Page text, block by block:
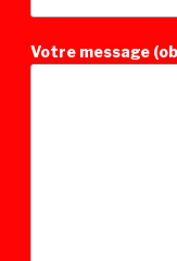
Votre message